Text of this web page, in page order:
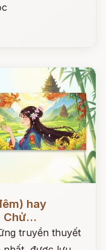
hay
Chử...
truyền thuyết